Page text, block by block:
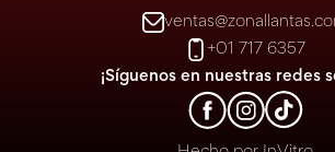
+01 717 6357
¡Síguenos en nuestras redes